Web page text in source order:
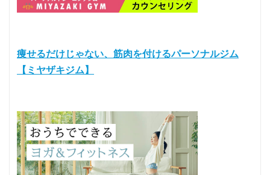
痩せるだけじゃない、筋肉を付けるパーソナルジム
【ミヤザキジム】